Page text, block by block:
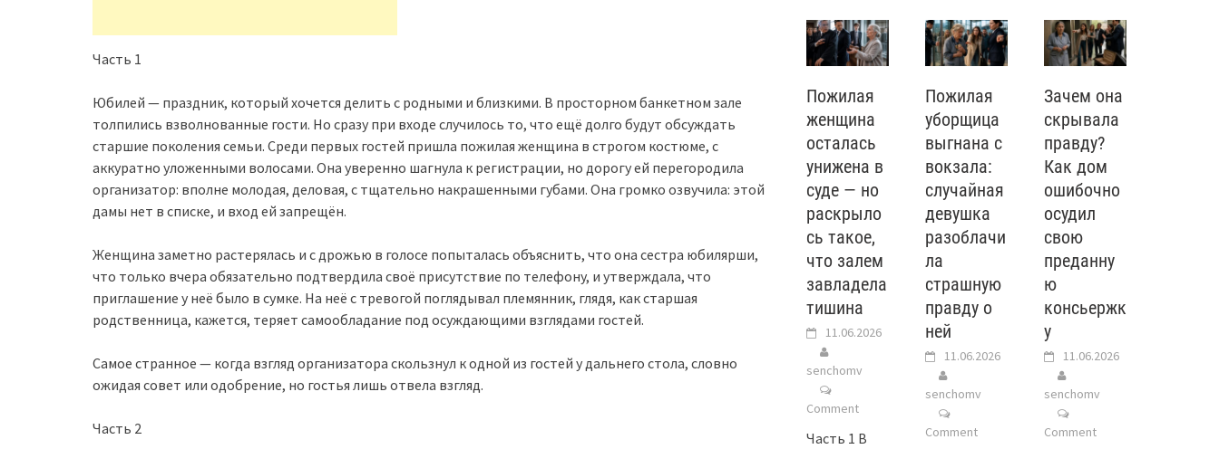
Часть 1
Юбилей — праздник, который хочется делить с родными и близкими. В просторном банкетном зале
толпились взволнованные гости. Но сразу при входе случилось то, что ещё долго будут обсуждать
старшие поколения семьи. Среди первых гостей пришла пожилая женщина в строгом костюме, с
аккуратно уложенными волосами. Она уверенно шагнула к регистрации, но дорогу ей перегородила
организатор: вполне молодая, деловая, с тщательно накрашенными губами. Она громко озвучила: этой
дамы нет в списке, и вход ей запрещён.
Женщина заметно растерялась и с дрожью в голосе попыталась объяснить, что она сестра юбилярши,
что только вчера обязательно подтвердила своё присутствие по телефону, и утверждала, что
приглашение у неё было в сумке. На неё с тревогой поглядывал племянник, глядя, как старшая
родственница, кажется, теряет самообладание под осуждающими взглядами гостей.
Самое странное — когда взгляд организатора скользнул к одной из гостей у дальнего стола, словно
ожидая совет или одобрение, но гостья лишь отвела взгляд.
Часть 2
Пожилая
женщина
осталась
унижена в
суде — но
раскрыло
сь такое,
что залем
завладела
тишина
11.06.2026
senchomv
Comment
Часть 1 В
Пожилая
уборщица
выгнана с
вокзала:
случайная
девушка
разоблачи
ла
страшную
правду о
ней
11.06.2026
senchomv
Comment
Зачем она
скрывала
правду?
Как дом
ошибочно
осудил
свою
преданну
ю
консьержк
у
11.06.2026
senchomv
Comment